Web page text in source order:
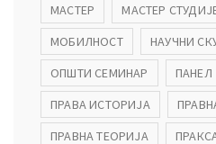
МАСТЕР
МАСТЕР
МОБИЛНОСТ
НАУЧНИ
ОПШТИ СЕМИНАР
ПАНЕЛ
ПРАВА ИСТОРИЈА
ПРАВНА ТЕОРИЈА